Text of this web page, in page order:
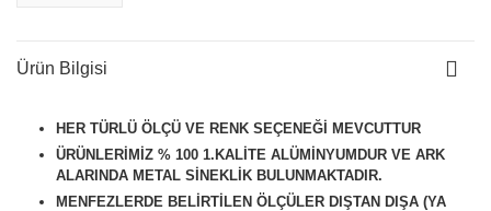
Ürün Bilgisi
HER TÜRLÜ ÖLÇÜ VE RENK SEÇENEĞİ MEVCUTTUR
ÜRÜNLERİMİZ % 100 1.KALİTE ALÜMİNYUMDUR VE ARK
ALARINDA METAL SİNEKLİK BULUNMAKTADIR.
MENFEZLERDE BELİRTİLEN ÖLÇÜLER DIŞTAN DIŞA (YA